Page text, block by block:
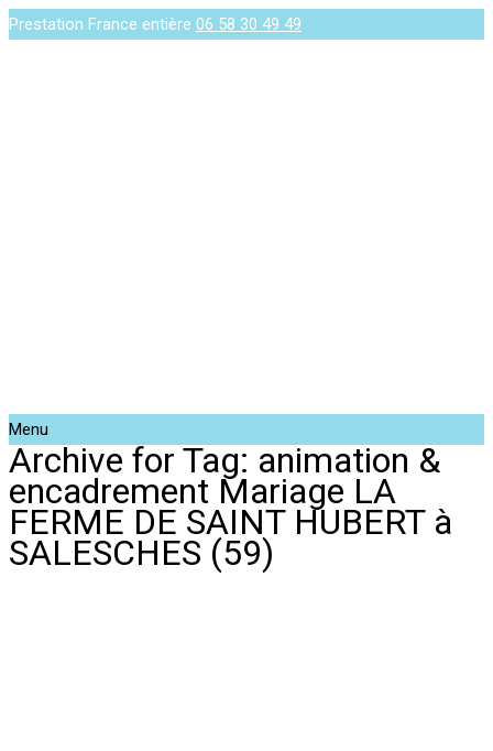
Prestation France entière 06 58 30 49 49
Menu
Archive for Tag: animation &
encadrement Mariage LA
FERME DE SAINT HUBERT à
SALESCHES (59)